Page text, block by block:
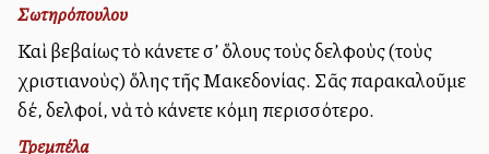
Σωτηρόπουλου
Καὶ βεβαίως τὸ κάνετε σ’ ὅλους τοὺς ἀδελφοὺς (τοὺς
χριστιανοὺς) ὅλης τῆς Μακεδονίας. Σᾶς παρακαλοῦμε
δέ, ἀδελφοί, νὰ τὸ κάνετε ἀκόμη περισσότερο.
Τρεμπέλα